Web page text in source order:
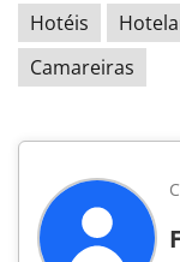
Hotéis
Camareiras